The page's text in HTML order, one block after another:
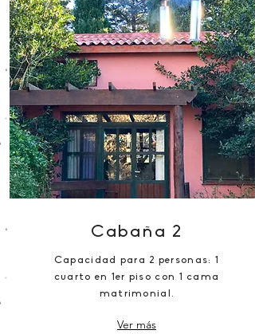
Cabaña 2
Capacidad para 2 personas: 1
cuarto en 1er piso con 1 cama
matrimonial.
Ver más